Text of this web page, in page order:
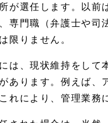
が選任します。以前
専門職（弁護士や司
限りません。
は、現状維持をし
あります。例えば、
れにより、管理業務